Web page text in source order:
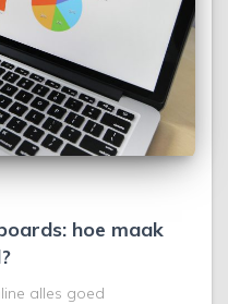
hoe maak
alles goed